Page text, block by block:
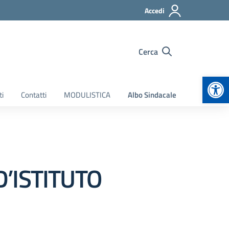
Accedi
Cerca
Contatti MODULISTICA Albo Sindacale